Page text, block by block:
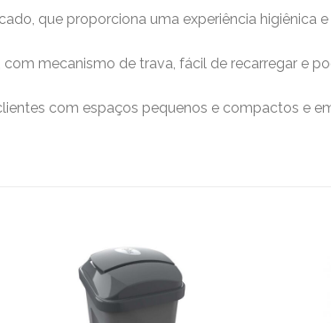
que proporciona uma experiência higiênica
mecanismo de trava, fácil de recarregar e
com espaços pequenos e compactos e